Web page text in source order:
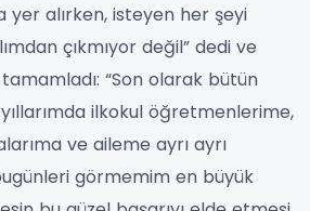
yer alırken, isteyen her şeyi
çıkmıyor değil” dedi ve
“Son olarak bütün
ilkokul öğretmenlerime,
ve aileme ayrı ayrı
görmemim en büyük